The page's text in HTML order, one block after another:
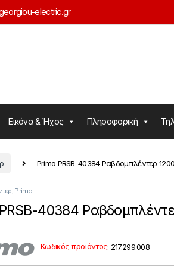
electric.gr
Εικόνα & Ήχος Πληροφορική
Primo PRSB-40384 Ραβδομπλέντερ
Primo
40384
Κωδικός προϊόντος: 217.299.008